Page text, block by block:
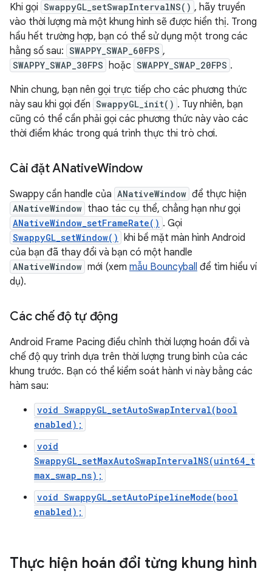
Khi gọi SwappyGL_setSwapIntervalNS() , hãy truyền
vào thời lượng mà một khung hình sẽ được hiển thị. Trong
hầu hết trường hợp, bạn có thể sử dụng một trong các
hằng số sau: SWAPPY_SWAP_60FPS ,
SWAPPY_SWAP_30FPS hoặc SWAPPY_SWAP_20FPS .
Nhìn chung, bạn nên gọi trực tiếp cho các phương thức
này sau khi gọi đến SwappyGL_init() . Tuy nhiên, bạn
cũng có thể cần phải gọi các phương thức này vào các
thời điểm khác trong quá trình thực thi trò chơi.
Cài đặt ANativeWindow
Swappy cần handle của ANativeWindow để thực hiện
ANativeWindow thao tác cụ thể, chẳng hạn như gọi
ANativeWindow_setFrameRate() . Gọi
SwappyGL_setWindow() khi bề mặt màn hình Android
của bạn đã thay đổi và bạn có một handle
ANativeWindow mới (xem mẫu Bouncyball để tìm hiểu ví
dụ).
Các chế độ tự động
Android Frame Pacing điều chỉnh thời lượng hoán đổi và
chế độ quy trình dựa trên thời lượng trung bình của các
khung trước. Bạn có thể kiểm soát hành vi này bằng các
hàm sau:
void SwappyGL_setAutoSwapInterval(bool
enabled);
void
SwappyGL_setMaxAutoSwapIntervalNS(uint64_t
max_swap_ns);
void SwappyGL_setAutoPipelineMode(bool
enabled);
Thực hiện hoán đổi từng khung hình